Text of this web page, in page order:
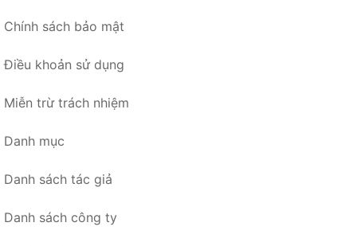
Chính sách bảo mật
Điều khoản sử dụng
Miễn trừ trách nhiệm
Danh mục
Danh sách tác giả
Danh sách công ty